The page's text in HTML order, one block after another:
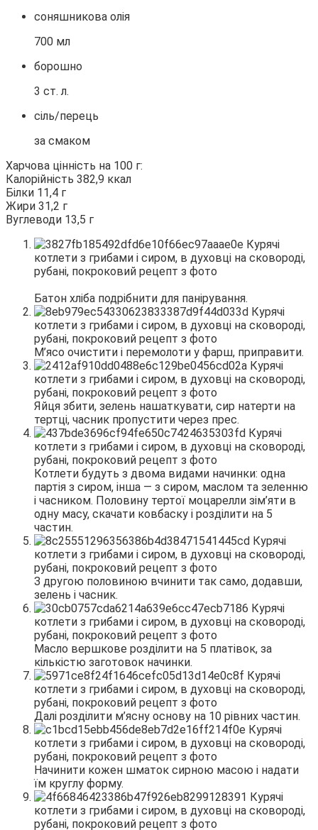
соняшникова олія
700 мл
борошно
3 ст. л.
сіль/перець
за смаком
Харчова цінність на 100 г:
Калорійність 382,9 ккал
Білки 11,4 г
Жири 31,2 г
Вуглеводи 13,5 г
Батон хліба подрібнити для панірування.
М’ясо очистити і перемолоти у фарш, приправити.
Яйця збити, зелень нашаткувати, сир натерти на
тертці, часник пропустити через прес.
Котлети будуть з двома видами начинки: одна
партія з сиром, інша — з сиром, маслом та зеленню
і часником. Половину тертої моцарелли зім’яти в
одну масу, скачати ковбаску і розділити на 5
частин.
З другою половиною вчинити так само, додавши,
зелень і часник.
Масло вершкове розділити на 5 платівок, за
кількістю заготовок начинки.
Далі розділити м’ясну основу на 10 рівних частин.
Начинити кожен шматок сирною масою і надати
їм круглу форму.